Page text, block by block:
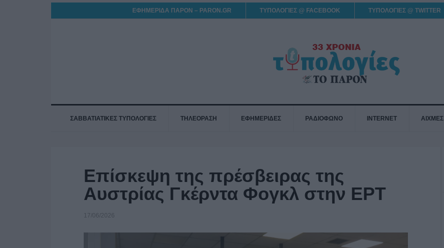
ΕΦΗΜΕΡΙΔΑ ΠΑΡΟΝ – PARON.GR ΤΥΠΟΛΟΓΙΕΣ @ FACEBOOK ΤΥΠΟΛΟΓΙΕΣ @ TWITTER
ΣΑΒΒΑΤΙΑΤΙΚΕΣ ΤΥΠΟΛΟΓΙΕΣ ΤΗΛΕΟΡΑΣΗ ΕΦΗΜΕΡΙΔΕΣ ΡΑΔΙΟΦΩΝΟ INTERNET ΑΙΧΜΕΣ
Επίσκεψη της πρέσβειρας της
Αυστρίας Γκέρντα Φογκλ στην ΕΡΤ
17/06/2026